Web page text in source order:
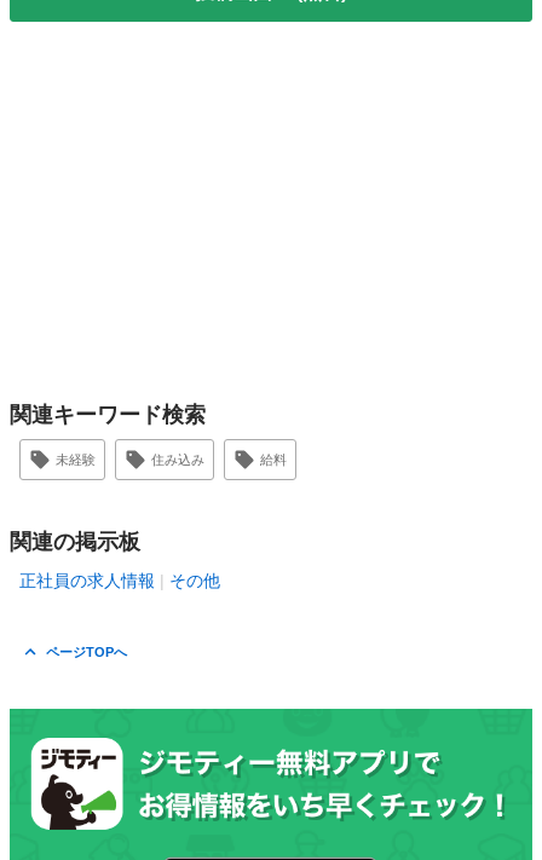
関連キーワード検索
未経験 住み込み 給料
関連の掲示板
正社員の求人情報 その他
ページTOPへ